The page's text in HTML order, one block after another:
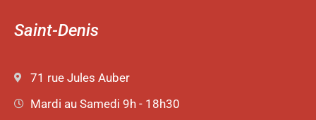
Saint-Denis
71 rue Jules Auber
Mardi au Samedi 9h - 18h30